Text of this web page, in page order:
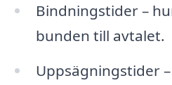
Bindningstider –
bunden till avtalet.
Uppsägningstider